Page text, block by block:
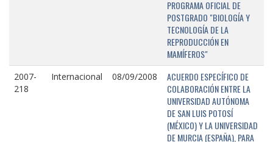
PROGRAMA OFICIAL DE
POSTGRADO "BIOLOGÍA Y
TECNOLOGÍA DE LA
REPRODUCCIÓN EN
MAMÍFEROS"
2007-
218
Internacional 08/09/2008
ACUERDO ESPECÍFICO DE
COLABORACIÓN ENTRE LA
UNIVERSIDAD AUTÓNOMA
DE SAN LUIS POTOSÍ
(MÉXICO) Y LA UNIVERSIDAD
DE MURCIA (ESPAÑA), PARA